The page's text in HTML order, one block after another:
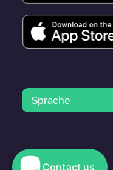
Sprache
© 2023 Electromaps
Contact us